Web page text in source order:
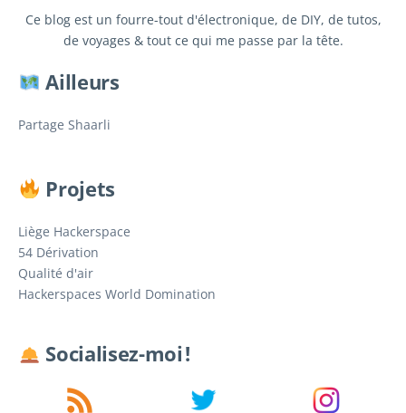
Ce blog est un fourre-tout d'électronique, de DIY, de tutos,
de voyages & tout ce qui me passe par la tête.
Ailleurs
Partage Shaarli
Projets
Liège Hackerspace
54 Dérivation
Qualité d'air
Hackerspaces World Domination
Socialisez-moi !